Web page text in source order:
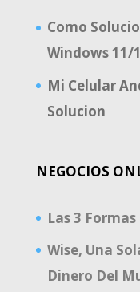
Como
Windows 11/
Mi Celular
Solucion
NEGOCIOS
Las 3
Wise, Una
Dinero Del